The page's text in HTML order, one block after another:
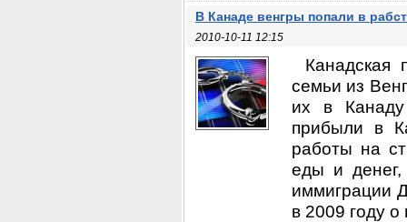
В Канаде венгры попали в
2010-10-11 12:15
Канадская
семьи из
их в
прибыли в
работы на
еды и
иммиграции
в 2009 году